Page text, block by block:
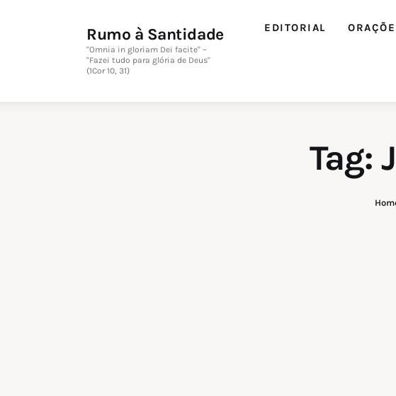
Rumo à Santidade
"Omnia in gloriam Dei facite" –
"Fazei tudo para glória de Deus"
(1Cor 10, 31)
EDITORIAL
Tag: